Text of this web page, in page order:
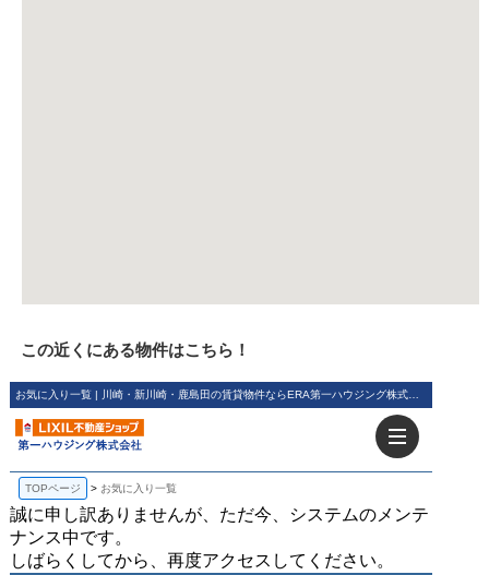
この近くにある物件はこちら！